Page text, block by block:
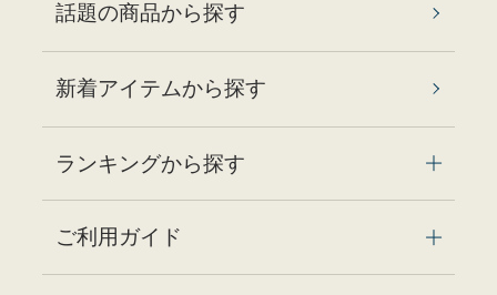
話題の商品から探す
新着アイテムから探す
ランキングから探す
ご利用ガイド